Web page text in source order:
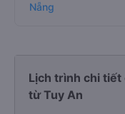
Nẵng
Lịch trình chi tiết
từ Tuy An